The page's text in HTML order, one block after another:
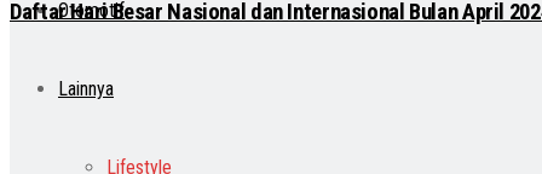
Otomotif
Lainnya
Lifestyle
Daftar Hari Besar Nasional dan Internasional Bulan April